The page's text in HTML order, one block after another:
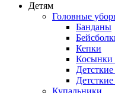
Детям
Головные
Банданы
Кепки
Косынки
Купальники